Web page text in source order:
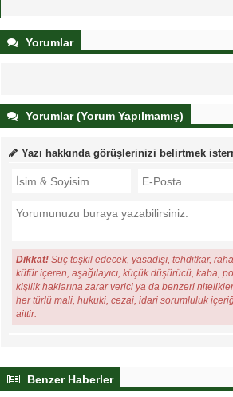
Yorumlar
Yorumlar (Yorum Yapılmamış)
Yazı hakkında görüşlerinizi belirtmek
Dikkat! Suç teşkil edecek, yasadışı, tehditkar,
küfür içeren, aşağılayıcı, küçük düşürücü, kaba,
kişilik haklarına zarar verici ya da benzeri
her türlü mali, hukuki, cezai, idari sorumluluk
aittir.
Benzer Haberler